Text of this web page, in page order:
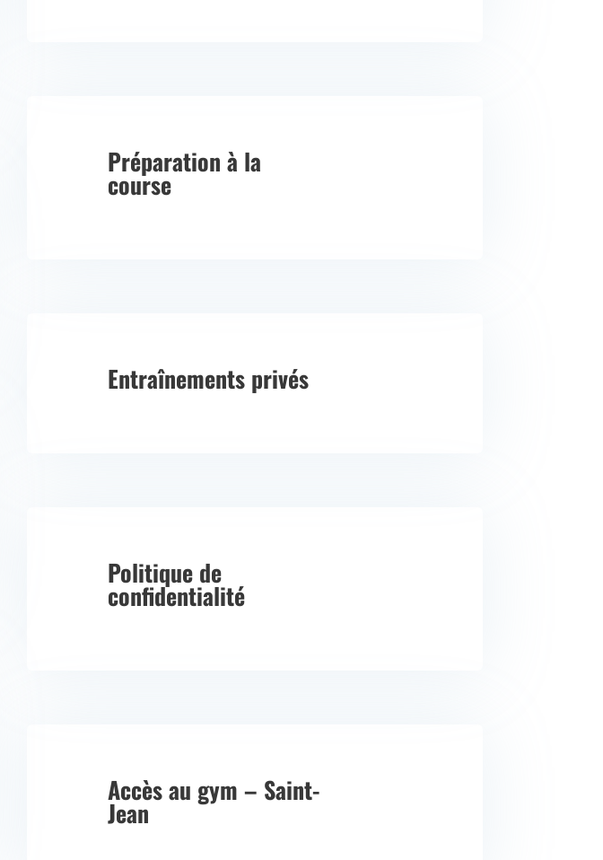
Préparation à la
course
Entraînements privés
Politique de
confidentialité
Accès au gym – Saint-
Jean